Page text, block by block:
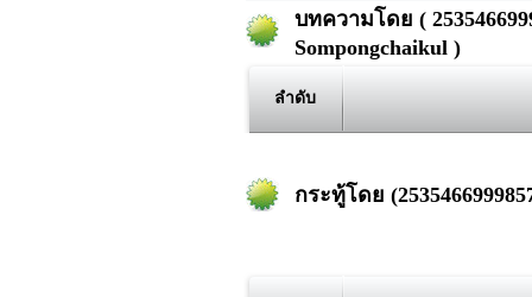
บทความโดย (
Sompongchaikul )
ลำดับ
กระทู้โดย